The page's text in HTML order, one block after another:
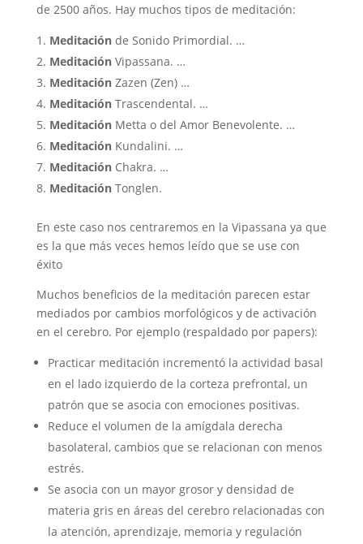
de 2500 años. Hay muchos tipos de meditación:
Meditaciónde Sonido Primordial. …
MeditaciónVipassana. …
MeditaciónZazen (Zen) …
MeditaciónTrascendental. …
MeditaciónMetta o del Amor Benevolente. …
MeditaciónKundalini. …
MeditaciónChakra. …
MeditaciónTonglen.
En este caso nos centraremos en la Vipassana ya que
es la que más veces hemos leído que se use con
éxito
Muchos beneficios de la meditación parecen estar
mediados por cambios morfológicos y de activación
en el cerebro. Por ejemplo (respaldado por papers):
Practicar meditación incrementó la actividad basal
en el lado izquierdo de la corteza prefrontal, un
patrón que se asocia con emociones positivas.
Reduce el volumen de la amígdala derecha
basolateral, cambios que se relacionan con menos
estrés.
Se asocia con un mayor grosor y densidad de
materia gris en áreas del cerebro relacionadas con
la atención, aprendizaje, memoria y regulación